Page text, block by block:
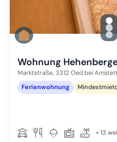
Wohnung
Marktstraße, 3312 Oed bei
Ferienwohnung
+ 13